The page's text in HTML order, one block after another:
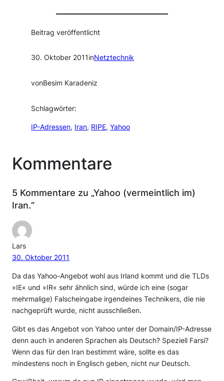
Beitrag veröffentlicht
30. Oktober 2011inNetztechnik
vonBesim Karadeniz
Schlagwörter:
IP-Adressen, Iran, RIPE, Yahoo
Kommentare
5 Kommentare zu „Yahoo (vermeintlich im)
Iran.“
Lars
30. Oktober 2011
Da das Yahoo-Angebot wohl aus Irland kommt und die TLDs
»IE« und »IR« sehr ähnlich sind, würde ich eine (sogar
mehrmalige) Falscheingabe irgendeines Technikers, die nie
nachgeprüft wurde, nicht ausschließen.
Gibt es das Angebot von Yahoo unter der Domain/IP-Adresse
denn auch in anderen Sprachen als Deutsch? Speziell Farsi?
Wenn das für den Iran bestimmt wäre, sollte es das
mindestens noch in Englisch geben, nicht nur Deutsch.